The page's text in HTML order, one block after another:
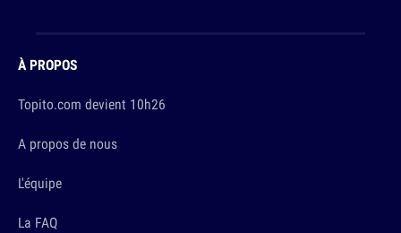
À PROPOS
Topito.com devient 10h26
A propos de nous
L'équipe
La FAQ